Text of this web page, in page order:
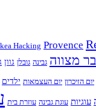
Hacking Provence
בר מצווה גבינה גובלן גוון
יום הזיכרון יום העצמאות ילדים
עוגיות עוגת גבינה עוזרת בית